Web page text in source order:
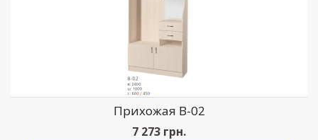
Прихожая В-02
7 273 грн.